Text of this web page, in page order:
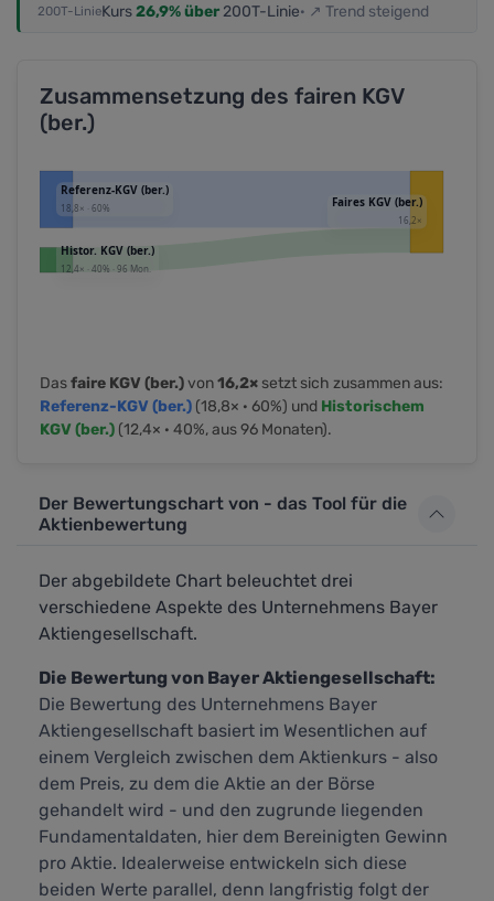
200T-LinieKurs26,9% über200T-Linie· ↗ Trend steigend
Zusammensetzung des fairen KGV
(ber.)
Dasfaire KGV (ber.)von16,2× setzt sich zusammen aus:
Referenz-KGV (ber.) (18,8× · 60%) und Historischem
KGV (ber.) (12,4× · 40%, aus 96 Monaten).
Der Bewertungschart von - das Tool für die
Aktienbewertung
Der abgebildete Chart beleuchtet drei
verschiedene Aspekte des Unternehmens Bayer
Aktiengesellschaft.
Die Bewertung von Bayer Aktiengesellschaft:
Die Bewertung des Unternehmens Bayer
Aktiengesellschaft basiert im Wesentlichen auf
einem Vergleich zwischen dem Aktienkurs - also
dem Preis, zu dem die Aktie an der Börse
gehandelt wird - und den zugrunde liegenden
Fundamentaldaten, hier dem Bereinigten Gewinn
pro Aktie. Idealerweise entwickeln sich diese
beiden Werte parallel, denn langfristig folgt der